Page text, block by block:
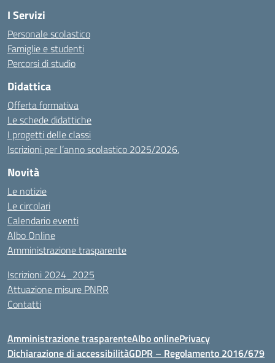
I Servizi
Personale scolastico
Famiglie e studenti
Percorsi di studio
Didattica
Offerta formativa
Le schede didattiche
I progetti delle classi
Iscrizioni per l’anno scolastico 2025/2026.
Novità
Le notizie
Le circolari
Calendario eventi
Albo Online
Amministrazione trasparente
Iscrizioni 2024_2025
Attuazione misure PNRR
Contatti
Amministrazione trasparenteAlbo onlinePrivacy
Dichiarazione di accessibilitàGDPR – Regolamento 2016/679